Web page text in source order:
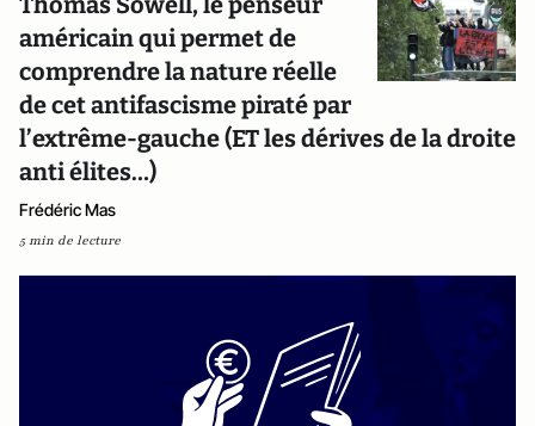
américain qui permet de
comprendre la nature réelle
de cet antifascisme piraté par
l’extrême-gauche (ET les dérives de la droite
anti élites…)
Frédéric Mas
5 min de lecture